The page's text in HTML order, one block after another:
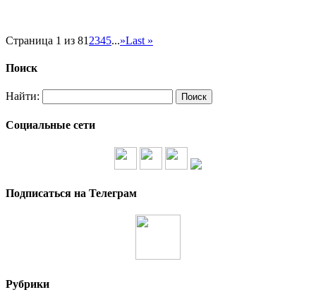
Страница 1 из 81 2345...»Last »
Поиск
Найти:
Социальные сети
Подписаться на Телеграм
Рубрики